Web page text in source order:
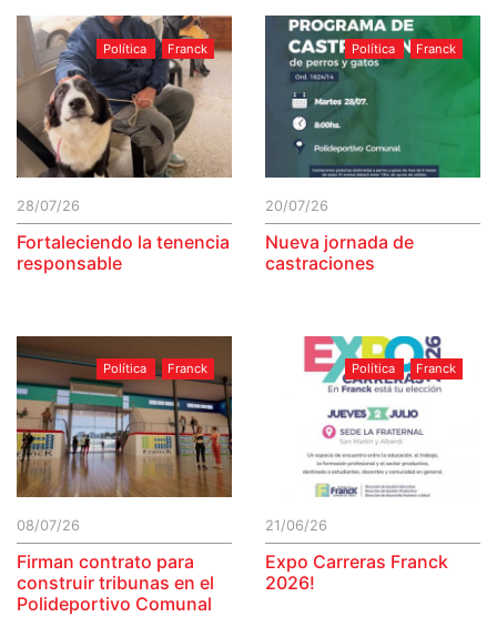
Política Franck
28/07/26
Fortaleciendo la tenencia
responsable
Política Franck
20/07/26
Nueva jornada de
castraciones
Política Franck
08/07/26
Firman contrato para
construir tribunas en el
Polideportivo Comunal
Política Franck
21/06/26
Expo Carreras Franck
2026!